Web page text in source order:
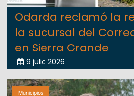
Odarda reclamó la
la sucursal del
en Sierra Grande
9 julio 2026
Municipios